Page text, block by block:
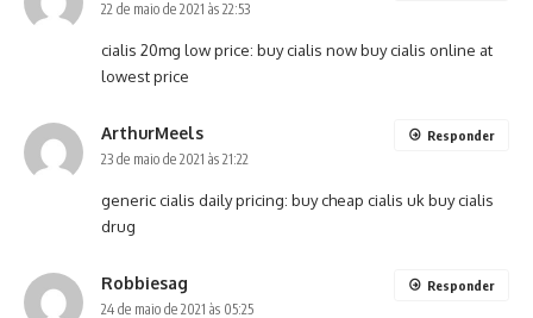
22 de maio de 2021 às 22:53
cialis 20mg low price: buy cialis nowbuy cialis online at
lowest price
ArthurMeels
23 de maio de 2021 às 21:22
generic cialis daily pricing: buy cheap cialis uk buy cialis
drug
Responder
Robbiesag
24 de maio de 2021 às 05:25
Responder